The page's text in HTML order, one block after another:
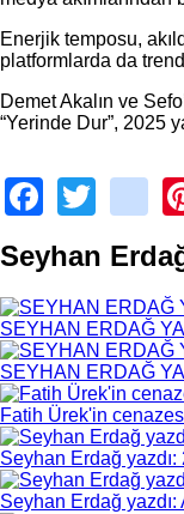
Enerjik temposu,
platformlarda da
Demet Akalın ve
“Yerinde Dur”, 2025
Seyhan
SEYHAN ERDAĞ
SEYHAN ERDAĞ
Fatih Ürek'in
Seyhan Erdağ
Seyhan Erdağ